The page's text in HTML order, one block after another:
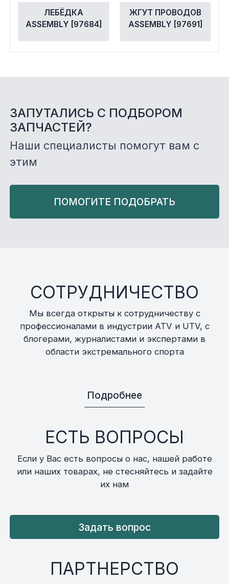
ЛЕБЁДКА
ASSEMBLY [97684]
ЖГУТ ПРОВОДОВ
ASSEMBLY [97691]
ЗАПУТАЛИСЬ С ПОДБОРОМ
ЗАПЧАСТЕЙ?
Наши специалисты помогут вам с
этим
ПОМОГИТЕ ПОДОБРАТЬ
СОТРУДНИЧЕСТВО
Мы всегда открыты к сотрудничеству с
профессионалами в индустрии ATV и UTV, с
блогерами, журналистами и экспертами в
области экстремального спорта
Подробнее
ЕСТЬ ВОПРОСЫ
Если у Вас есть вопросы о нас, нашей работе
или наших товарах, не стесняйтесь и задайте
их нам
Задать вопрос
ПАРТНЕРСТВО